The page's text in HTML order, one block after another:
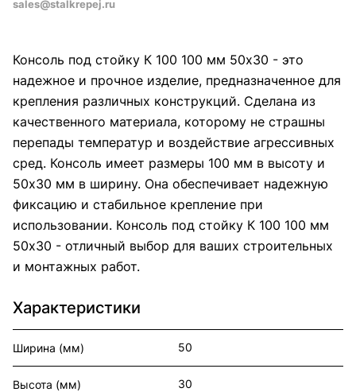
sales@stalkrepej.ru
Консоль под стойку К 100 100 мм 50x30 - это
надежное и прочное изделие, предназначенное для
крепления различных конструкций. Сделана из
качественного материала, которому не страшны
перепады температур и воздействие агрессивных
сред. Консоль имеет размеры 100 мм в высоту и
50x30 мм в ширину. Она обеспечивает надежную
фиксацию и стабильное крепление при
использовании. Консоль под стойку К 100 100 мм
50x30 - отличный выбор для ваших строительных
и монтажных работ.
Характеристики
Ширина (мм) 50
Высота (мм) 30